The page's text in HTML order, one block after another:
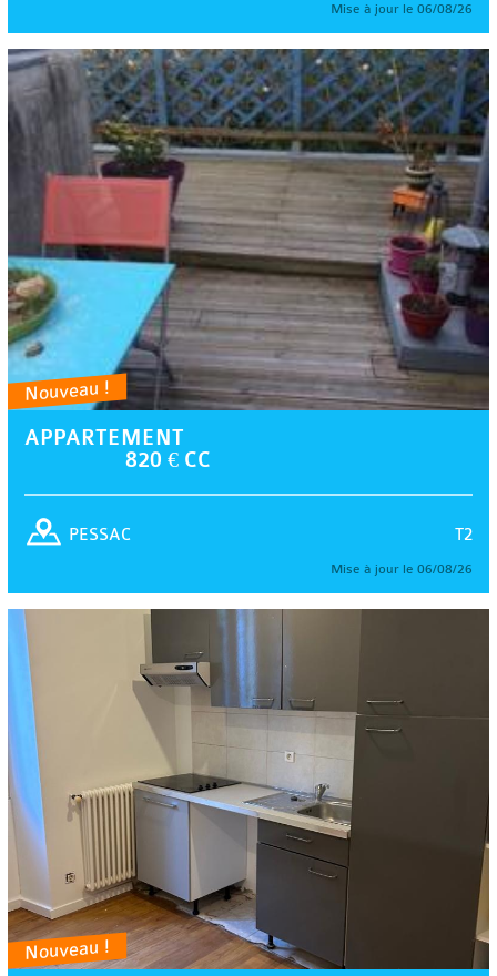
Mise à jour le 06/08/26
Nouveau !
APPARTEMENT
820 € CC
T2
PESSAC
Mise à jour le 06/08/26
Nouveau !